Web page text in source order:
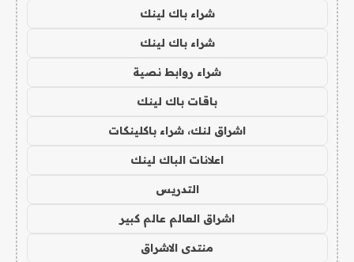
شراء باك لينك
شراء باك لينك
شراء روابط نصية
باقات باك لينك
اشراق لنك، شراء باكلينكات
اعلانات الباك لينك
التدريس
اشراق العالم عالم كبير
منتدى الاشراق